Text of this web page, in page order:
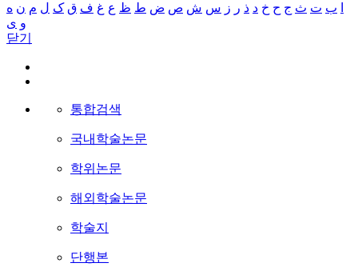
ب ت ث ج ح خ د ذ ر ز س ش ص ض ط ظ ع غ ف ق ک ل م ن ه
و ی
닫기
통합검색
국내학술논문
학위논문
해외학술논문
학술지
단행본